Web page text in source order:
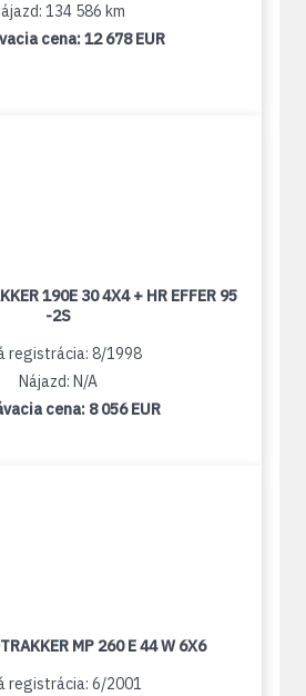
134 586 km
cena:12 678 EUR
190E 30 4X4 + HR EFFER 95
-2S
registrácia: 8/1998
Nájazd: N/A
cena: 8 056 EUR
MP 260 E 44 W 6X6
registrácia: 6/2001